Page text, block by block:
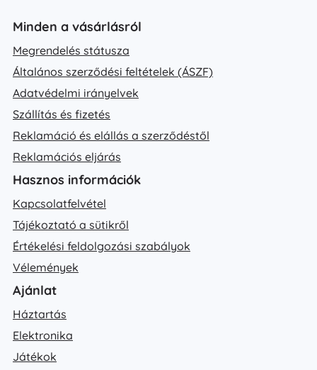
Minden a vásárlásról
Megrendelés státusza
Általános szerződési feltételek (ÁSZF)
Adatvédelmi irányelvek
Szállítás és fizetés
Reklamáció és elállás a szerződéstől
Reklamációs eljárás
Hasznos információk
Kapcsolatfelvétel
Tájékoztató a sütikről
Értékelési feldolgozási szabályok
Vélemények
Ajánlat
Háztartás
Elektronika
Játékok